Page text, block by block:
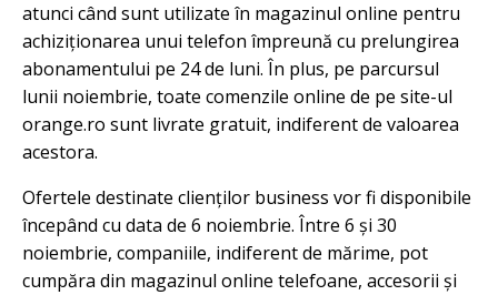
atunci când sunt utilizate în magazinul online pentru
achiziționarea unui telefon împreună cu prelungirea
abonamentului pe 24 de luni. În plus, pe parcursul
lunii noiembrie, toate comenzile online de pe site-ul
orange.ro sunt livrate gratuit, indiferent de valoarea
acestora.
Ofertele destinate clienților business vor fi disponibile
începând cu data de 6 noiembrie. Între 6 și 30
noiembrie, companiile, indiferent de mărime, pot
cumpăra din magazinul online telefoane, accesorii și